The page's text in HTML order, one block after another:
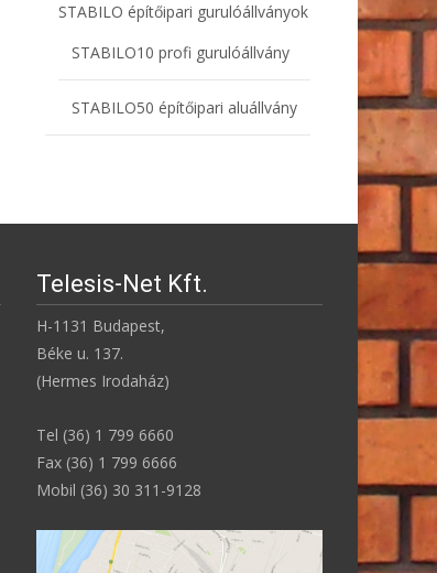
STABILO építőipari gurulóállványok
STABILO10 profi gurulóállvány
STABILO50 építőipari aluállvány
Telesis-Net Kft.
H-1131 Budapest,
Béke u. 137.
(Hermes Irodaház)
Tel (36) 1 799 6660
Fax (36) 1 799 6666
Mobil (36) 30 311-9128